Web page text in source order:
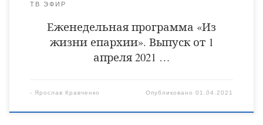
ТВ ЭФИР
Еженедельная программа «Из
жизни епархии». Выпуск от 1
апреля 2021 …
- Ярослав Кравченко Опубликовано01.04.2021